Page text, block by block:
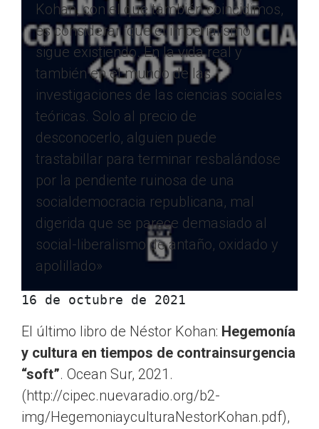
Kohan, con el que también coincidimos,
es considerar “que el imperialismo
sigue existiendo. En la vida real y
también en el mundo de las
investigaciones de las ciencias sociales
teóricas. Solo al precio de
desconocerlo, alguien puede
trastabillar para terminar resbalándose
por la pendiente ruinosa de una
socialdemocracia republicana, mal
digerida que se parece demasiado al
social-liberalismo de antaño, oxidado y
apolillado»
16 de octubre de 2021
El último libro de Néstor Kohan: Hegemonía
y cultura en tiempos de contrainsurgencia
“soft”. Ocean Sur, 2021.
(http://cipec.nuevaradio.org/b2-
img/HegemoniayculturaNestorKohan.pdf),